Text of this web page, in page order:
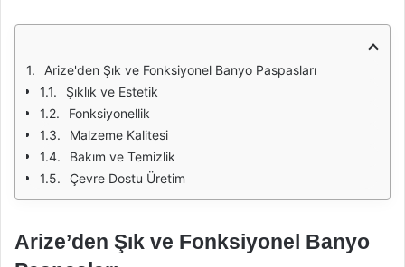
Arize'den Şık ve Fonksiyonel Banyo Paspasları
Şıklık ve Estetik
Fonksiyonellik
Malzeme Kalitesi
Bakım ve Temizlik
Çevre Dostu Üretim
Arize’den Şık ve Fonksiyonel Banyo